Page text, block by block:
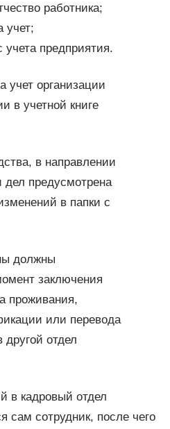
работника;
учет;
предприятия.
учет организации
в учетной книге
в направлении
дел предусмотрена
в папки с
должны
заключения
проживания,
или перевода
другой отдел
в кадровый отдел
сам сотрудник, после чего